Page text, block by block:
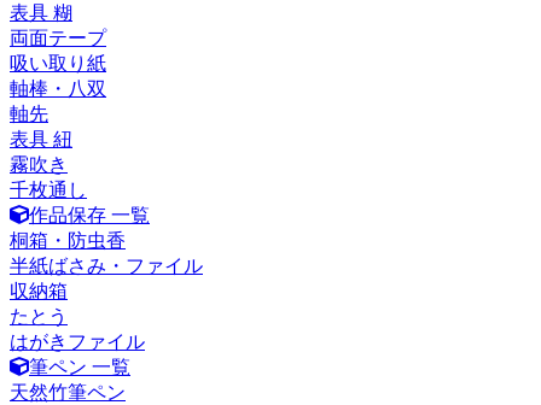
表具 糊
両面テープ
吸い取り紙
軸棒・八双
軸先
表具 紐
霧吹き
千枚通し
作品保存 一覧
桐箱・防虫香
半紙ばさみ・ファイル
収納箱
たとう
はがきファイル
筆ペン 一覧
天然竹筆ペン